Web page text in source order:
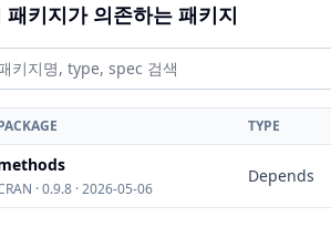
패키지가 의존하는 패키지
TYPE
· 0.9.8 · 2026-05-06
Depends